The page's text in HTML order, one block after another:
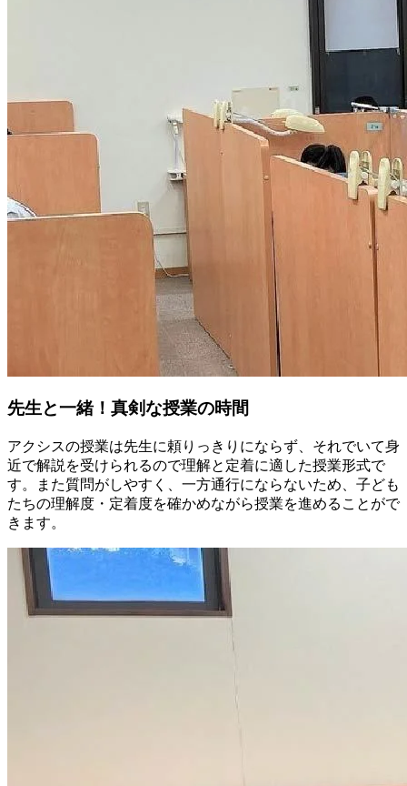
先生と一緒！真剣な授業の時間
アクシスの授業は先生に頼りっきりにならず、それでいて身
近で解説を受けられるので理解と定着に適した授業形式で
す。また質問がしやすく、一方通行にならないため、子ども
たちの理解度・定着度を確かめながら授業を進めることがで
きます。